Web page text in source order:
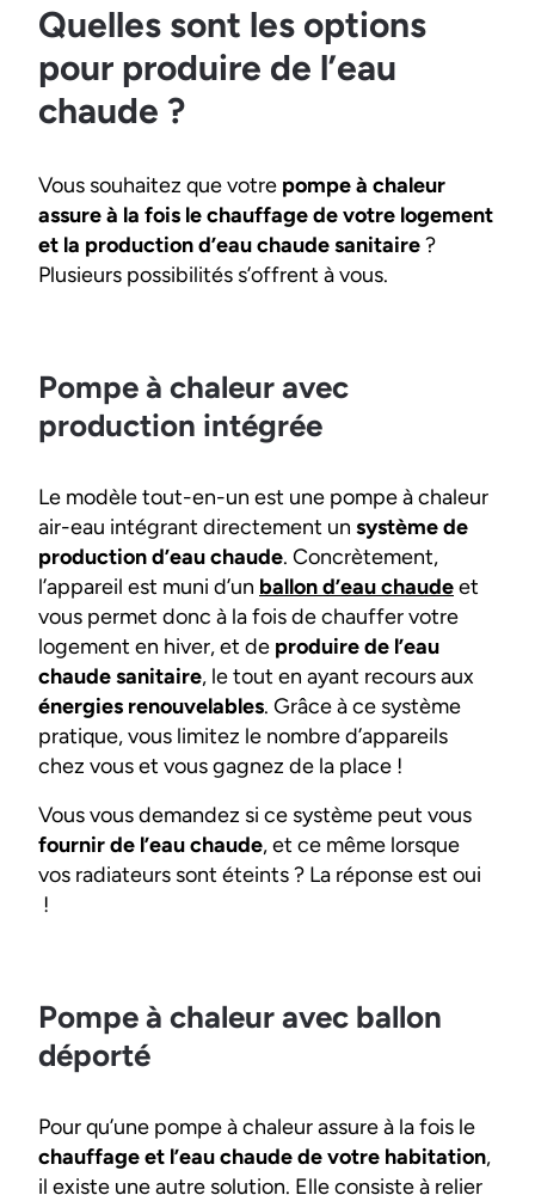
Quelles sont les options
pour produire de l’eau
chaude ?
Vous souhaitez que votre pompe à chaleur
assure à la fois le chauffage de votre logement
et la production d’eau chaude sanitaire?
Plusieurs possibilités s’offrent à vous.
Pompe à chaleur avec
production intégrée
Le modèle tout-en-un est une pompe à chaleur
air-eau intégrant directement un système de
production d’eau chaude. Concrètement,
l’appareil est muni d’un ballon d’eau chaudeet
vous permet donc à la fois de chauffer votre
logement en hiver, et de produire de l’eau
chaude sanitaire, le tout en ayant recours aux
énergies renouvelables. Grâce à ce système
pratique, vous limitez le nombre d’appareils
chez vous et vous gagnez de la place !
Vous vous demandez si ce système peut vous
fournir de l’eau chaude, et ce même lorsque
vos radiateurs sont éteints ? La réponse est oui
!
Pompe à chaleur avec ballon
déporté
Pour qu’une pompe à chaleur assure à la fois le
chauffage et l’eau chaude de votre habitation,
il existe une autre solution. Elle consiste à relier